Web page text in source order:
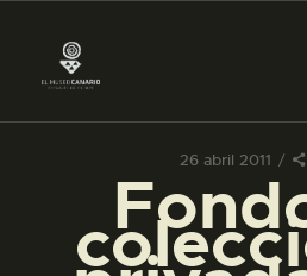
26 abril 2011
PREPARAR LA
ACTIVIDADES